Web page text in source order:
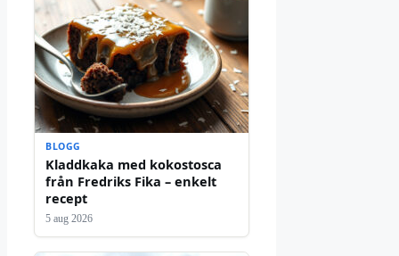
BLOGG
Kladdkaka med kokostosca
från Fredriks Fika – enkelt
recept
5 aug 2026